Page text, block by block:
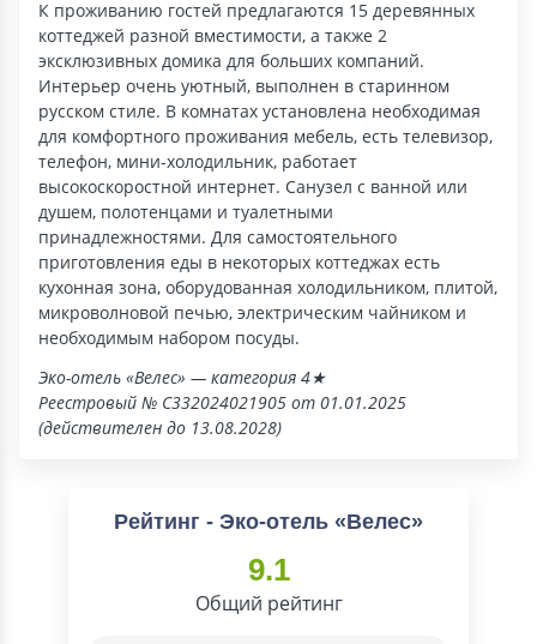
К проживанию гостей предлагаются 15 деревянных
коттеджей разной вместимости, а также 2
эксклюзивных домика для больших компаний.
Интерьер очень уютный, выполнен в старинном
русском стиле. В комнатах установлена необходимая
для комфортного проживания мебель, есть телевизор,
телефон, мини-холодильник, работает
высокоскоростной интернет. Санузел с ванной или
душем, полотенцами и туалетными
принадлежностями. Для самостоятельного
приготовления еды в некоторых коттеджах есть
кухонная зона, оборудованная холодильником, плитой,
микроволновой печью, электрическим чайником и
необходимым набором посуды.
Эко-отель «Велес» — категория 4★
Реестровый № С332024021905 от 01.01.2025
(действителен до 13.08.2028)
Рейтинг - Эко-отель «Велес»
9.1
Общий рейтинг